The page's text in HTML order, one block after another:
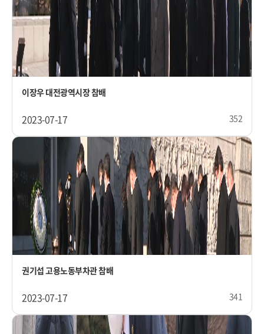
이장우 대전광역시장 참배
2023-07-17 352
권기섭 고용노동부차관 참배
2023-07-17 341